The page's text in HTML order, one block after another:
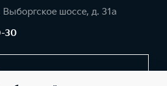
Выборгское шоссе, д. 31а
30
звонок